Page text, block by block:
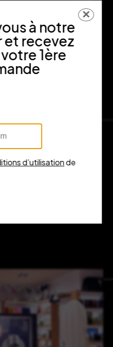
Google Maps
à notre
recevez
1ère
d’utilisationde
✕